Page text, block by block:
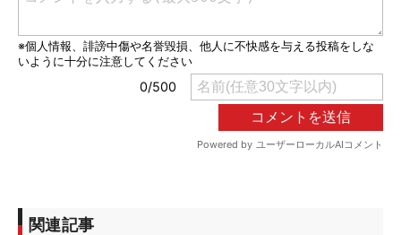
関連記事